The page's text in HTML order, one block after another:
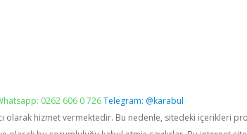
0262 606 0 726Telegram: @karabul
olarak hizmet vermektedir. Bu nedenle, sitedeki içerikleri